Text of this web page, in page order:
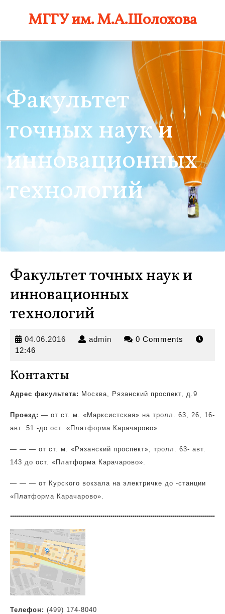
МГГУ им. М.А.Шолохова
Факультет
точных наук и
инновационных
технологий
Факультет точных наук и
инновационных
технологий
04.06.2016 04.06.2016
admin admin 0 Comments
12:46
Контакты
Адрес факультета: Москва, Рязанский проспект, д.9
Проезд: — от ст. м. «Марксистская» на тролл. 63, 26, 16-
авт. 51 -до ост. «Платформа Карачарово».
— — — от ст. м. «Рязанский проспект», тролл. 63- авт.
143 до ост. «Платформа Карачарово».
— — — от Курского вокзала на электричке до -станции
«Платформа Карачарово».
Телефон: (499) 174-8040